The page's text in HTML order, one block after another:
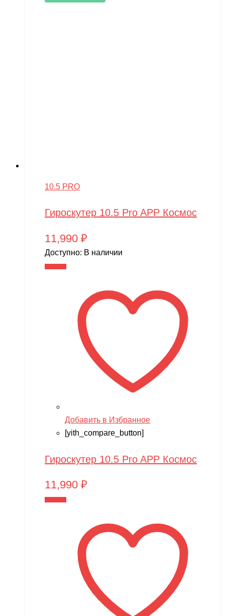
10.5 PRO
Гироскутер 10.5 Pro APP Космос
11,990 ₽
Доступно: В наличии
Добавить в Избранное
[yith_compare_button]
Гироскутер 10.5 Pro APP Космос
11,990 ₽